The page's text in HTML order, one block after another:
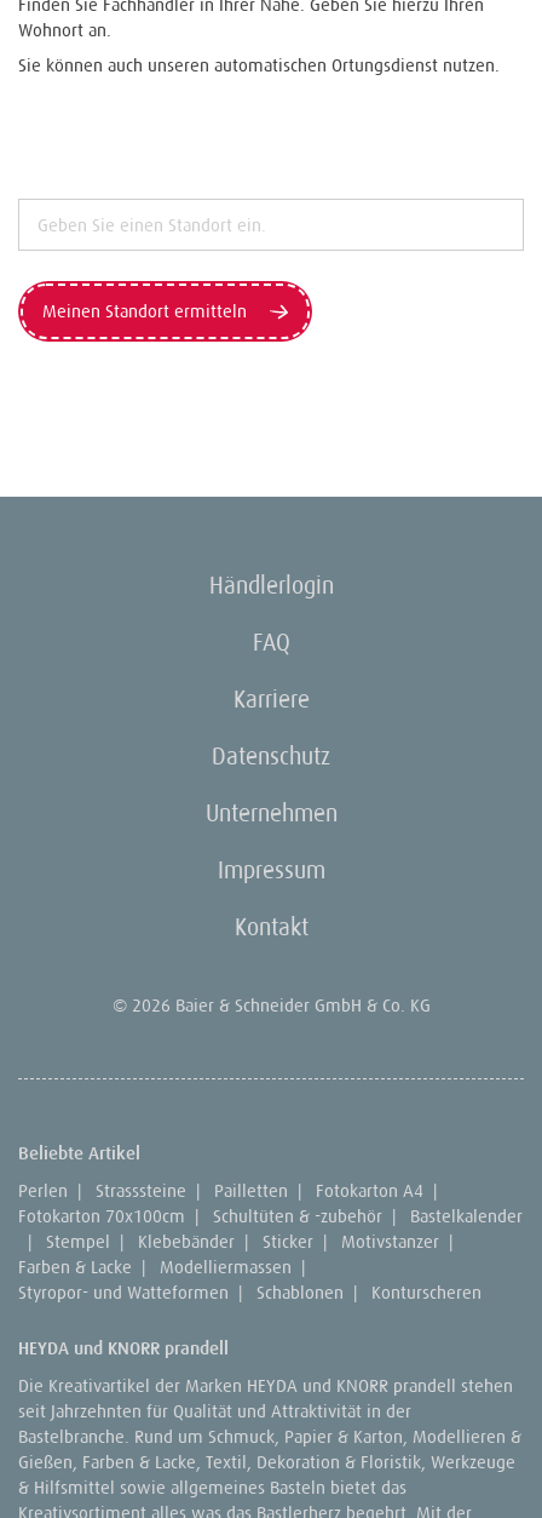
Finden Sie Fachhändler in Ihrer Nähe. Geben Sie hierzu Ihren
Wohnort an.
Sie können auch unseren automatischen Ortungsdienst nutzen.
Meinen Standort ermitteln
Händlerlogin
FAQ
Karriere
Datenschutz
Unternehmen
Impressum
Kontakt
© 2026 Baier & Schneider GmbH & Co. KG
Beliebte Artikel
Perlen | Strasssteine | Pailletten | Fotokarton A4 |
Fotokarton 70x100cm | Schultüten & -zubehör |
Bastelkalender
|
Stempel | Klebebänder | Sticker | Motivstanzer |
Farben & Lacke | Modelliermassen |
Styropor- und Watteformen | Schablonen | Konturscheren
HEYDA und KNORR prandell
Die Kreativartikel der Marken HEYDA und KNORR prandell stehen
seit Jahrzehnten für Qualität und Attraktivität in der
Bastelbranche. Rund um Schmuck, Papier & Karton, Modellieren &
Gießen, Farben & Lacke, Textil, Dekoration & Floristik, Werkzeuge
& Hilfsmittel sowie allgemeines Basteln bietet das
Kreativsortiment alles was das Bastlerherz begehrt. Mit der